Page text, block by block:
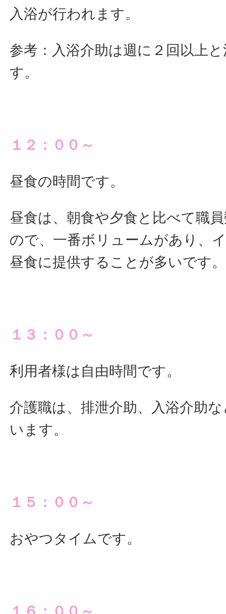
入浴が行われます。
参考：入浴介助は週に２回以上
す。
１２：００～
昼食の時間です。
昼食は、朝食や夕食と比べて職
ので、一番ボリュームがあり、
昼食に提供することが多いです。
１３：００～
利用者様は自由時間です。
介護職は、排泄介助、入浴介助
います。
１５：００～
おやつタイムです。